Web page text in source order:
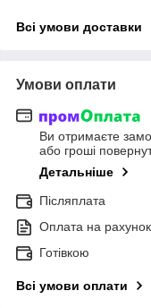
Всі умови доставки
Умови оплати
Ви отримаєте
або гроші
Детальніше
Післяплата
Оплата на рахунок
Готівкою
Всі умови оплати